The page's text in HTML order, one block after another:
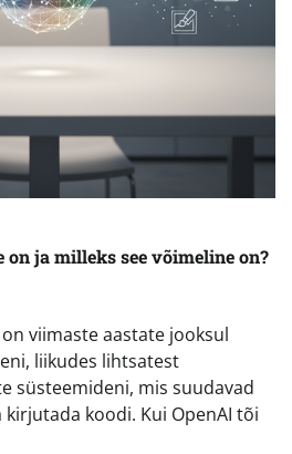
on ja milleks see võimeline on?
viimaste aastate jooksul
liikudes lihtsatest
süsteemideni, mis suudavad
koodi. Kui OpenAI tõi